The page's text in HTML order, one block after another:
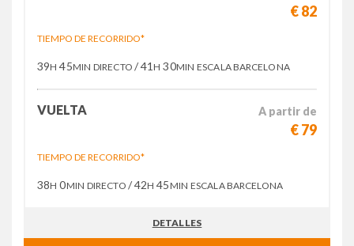
€ 82
TIEMPO DE RECORRIDO*
39H 45MIN DIRECTO / 41H 30MIN ESCALA BARCELONA
VUELTA A partir de
€ 79
TIEMPO DE RECORRIDO*
38H 0MIN DIRECTO / 42H 45MIN ESCALA BARCELONA
DETALLES